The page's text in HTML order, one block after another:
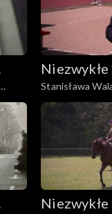
Biało-
Stanisława